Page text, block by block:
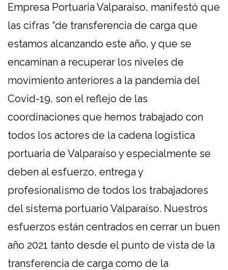
Empresa Portuaria Valparaíso, manifestó que
las cifras “de transferencia de carga que
estamos alcanzando este año, y que se
encaminan a recuperar los niveles de
movimiento anteriores a la pandemia del
Covid-19, son el reflejo de las
coordinaciones que hemos trabajado con
todos los actores de la cadena logística
portuaria de Valparaíso y especialmente se
deben al esfuerzo, entrega y
profesionalismo de todos los trabajadores
del sistema portuario Valparaíso. Nuestros
esfuerzos están centrados en cerrar un buen
año 2021 tanto desde el punto de vista de la
transferencia de carga como de la